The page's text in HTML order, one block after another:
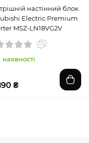
настінний блок
Electric Premium
MSZ-LN18VG2V
наявності
₴